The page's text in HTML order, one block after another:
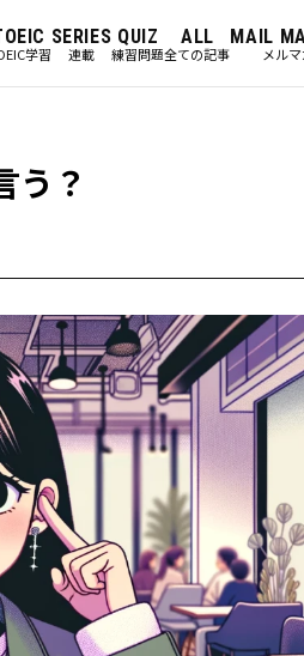
学習
SERIES
連載
QUIZ
練習問題
ALL
全ての記事
MAIL
メル
う？